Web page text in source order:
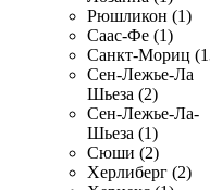
Рюшликон (1)
Саас-Фе (1)
Санкт-Мориц
Сен-Лежье-Ла
Шьеза (2)
Сен-Лежье-Ла-
Шьеза (1)
Сюши (2)
Херлиберг (2)